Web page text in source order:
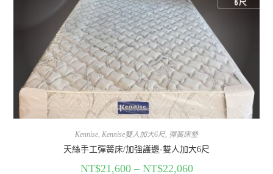
Kennise Kennise雙人加大6尺, 彈簧床墊
天絲手工彈簧床/加強護邊-雙人加大6尺
NT$21,600– NT$22,060